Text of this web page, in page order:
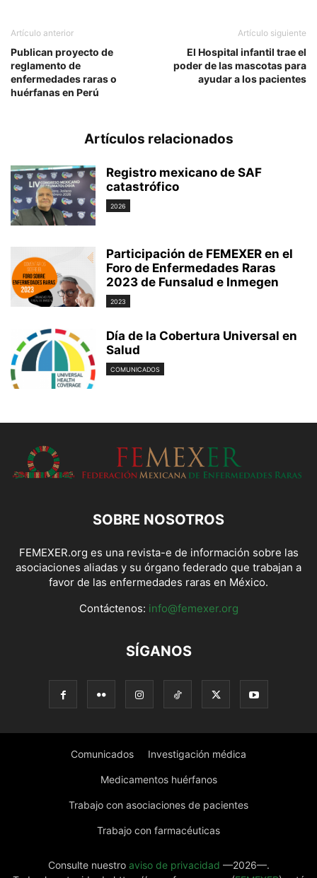
Artículo anterior
Publican proyecto de
reglamento de
enfermedades raras o
huérfanas en Perú
Artículo siguiente
El Hospital infantil trae el
poder de las mascotas para
ayudar a los pacientes
Artículos relacionados
Registro mexicano de SAF
catastrófico
2026
Participación de FEMEXER en el
Foro de Enfermedades Raras
2023 de Funsalud e Inmegen
2023
Día de la Cobertura Universal en
Salud
COMUNICADOS
SOBRE NOSOTROS
FEMEXER.org es una revista-e de información sobre las
asociaciones aliadas y su órgano federado que trabajan a
favor de las enfermedades raras en México.
Contáctenos: info@femexer.org
SÍGANOS
Comunicados Investigación médica
Medicamentos huérfanos
Trabajo con asociaciones de pacientes
Trabajo con farmacéuticas
Consulte nuestro aviso de privacidad —2026—.